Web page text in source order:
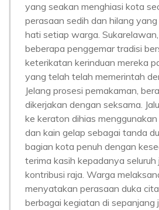
yang seakan menghiasi kota
perasaan sedih dan hilang
hati setiap warga.
beberapa penggemar tradisi
keterikatan kerinduan mereka
yang telah telah memerintah
Jelang prosesi pemakaman,
dikerjakan dengan seksama.
ke keraton dihias
dan kain gelap sebagai tanda
bagian kota penuh dengan
terima kasih kepadanya
kontribusi raja. Warga
menyatakan perasaan duka
berbagai kegiatan di sepanjang